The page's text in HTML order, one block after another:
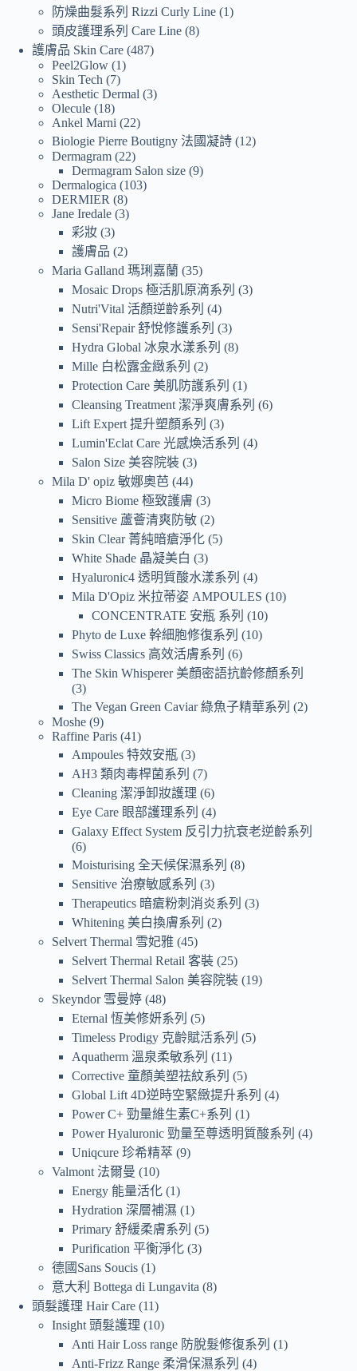
防燥曲髮系列 Rizzi Curly Line 1
頭皮護理系列 Care Line 8
護膚品 Skin Care 487
Peel2Glow 1
Skin Tech
7
Aesthetic Dermal 3
Olecule 18
Ankel Marni
22
Biologie Pierre Boutigny 法國凝詩 12
Dermagram 22
Dermagram Salon size 9
Dermalogica
103
DERMIER
8
Jane Iredale 3
彩妝 3
護膚品
2
Maria Galland 瑪琍嘉蘭 35
Mosaic Drops 極活肌原滴系列
3
Nutri'Vital 活顏逆齡系列
4
Sensi'Repair 舒悅修護系列
3
Hydra Global 冰泉水漾系列
8
Mille 白松露金緻系列
2
Protection Care 美肌防護系列
1
Cleansing Treatment 潔淨爽膚系列
6
Lift Expert 提升塑顏系列
3
Lumin'Eclat Care 光感煥活系列
4
Salon Size 美容院裝 3
Mila D' opiz 敏娜奧芭 44
Micro Biome 極致護膚 3
Sensitive 蘆薈清爽防敏 2
Skin Clear 菁純暗瘡淨化 5
White Shade 晶凝美白
3
Hyaluronic4 透明質酸水漾系列
4
Mila D'Opiz 米拉蒂姿 AMPOULES
10
CONCENTRATE 安瓶 系列
10
Phyto de Luxe 幹細胞修復系列
10
Swiss Classics 高效活膚系列
6
The Skin Whisperer 美顏密語抗齡修顏系列
3
The Vegan Green Caviar 綠魚子精華系列
2
Moshe 9
Raffine Paris 41
Ampoules 特效安瓶 3
AH3 類肉毒桿菌系列
7
Cleaning 潔淨卸妝護理 6
Eye Care 眼部護理系列
4
Galaxy Effect System 反引力抗衰老逆齡系列
6
Moisturising 全天候保濕系列
8
Sensitive 治療敏感系列
3
Therapeutics 暗瘡粉刺消炎系列
3
Whitening 美白換膚系列
2
Selvert Thermal 雪妃雅 45
Selvert Thermal Retail 客裝 25
Selvert Thermal Salon 美容院裝 19
Skeyndor 雪曼婷 48
Eternal 恆美修妍系列
5
Timeless Prodigy 克齡賦活系列
5
Aquatherm 溫泉柔敏系列
11
Corrective 童顏美塑祛紋系列
5
Global Lift 4D逆時空緊緻提升系列
4
Power C+ 勁量維生素C+系列
1
Power Hyaluronic 勁量至尊透明質酸系列
4
Uniqcure 珍希精萃 9
Valmont 法爾曼
10
Energy 能量活化 1
Hydration 深層補濕
1
Primary 舒緩柔膚系列
5
Purification 平衡淨化 3
德國Sans Soucis 1
意大利 Bottega di Lungavita 8
頭髮護理 Hair Care 11
Insight 頭髮護理
10
Anti Hair Loss range 防脫髮修復系列
1
Anti-Frizz Range 柔滑保濕系列
4